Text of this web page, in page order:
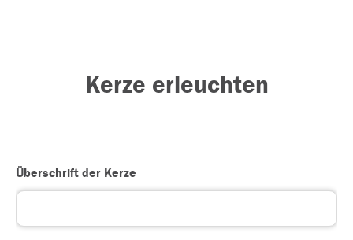
Kerze erleuchten
Überschrift der Kerze